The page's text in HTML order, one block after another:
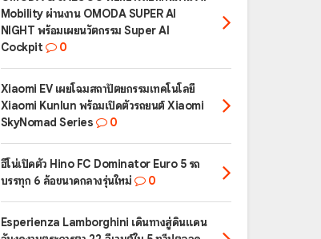
Mobility ผ่านงาน OMODA SUPER AI
NIGHT พร้อมเผยนวัตกรรม Super AI
Cockpit
0
Xiaomi EV เผยโฉมสถาปัตยกรรมเทคโนโลยี
Xiaomi Kunlun พร้อมเปิดตัวรถยนต์ Xiaomi
SkyNomad Series
0
ฮีโน่เปิดตัว Hino FC Dominator Euro 5 รถ
บรรทุก 6 ล้อขนาดกลางรุ่นใหม่
0
Esperienza Lamborghini เดินทางสู่ดินแดน